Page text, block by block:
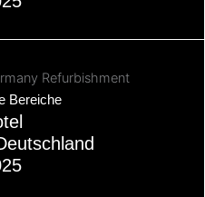
Bereiche